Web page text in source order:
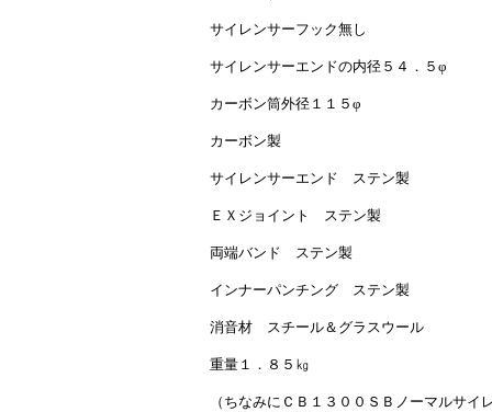
サイレンサーフック無し
サイレンサーエンドの内径５４．５φ
カーボン筒外径１１５φ
カーボン製
サイレンサーエンド ステン製
ＥＸジョイント ステン製
両端バンド ステン製
インナーパンチング ステン製
消音材 スチール＆グラスウール
重量１．８５㎏
（ちなみにＣＢ１３００ＳＢノーマルサイ